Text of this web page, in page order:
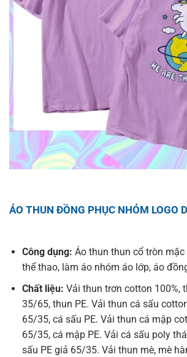
ÁO THUN ĐỒNG PHỤC NHÓM LOGO
Công dụng: Áo thun thun cổ tròn mặc
thể thao, làm áo nhóm áo lớp, áo
Chất liệu: Vải thun trơn cotton 100%,
35/65, thun PE. Vải thun cá sấu
65/35, cá sấu PE. Vải thun cá mập
65/35, cá mập PE. Vải cá sấu poly
sấu PE giả 65/35. Vải thun mè, mè